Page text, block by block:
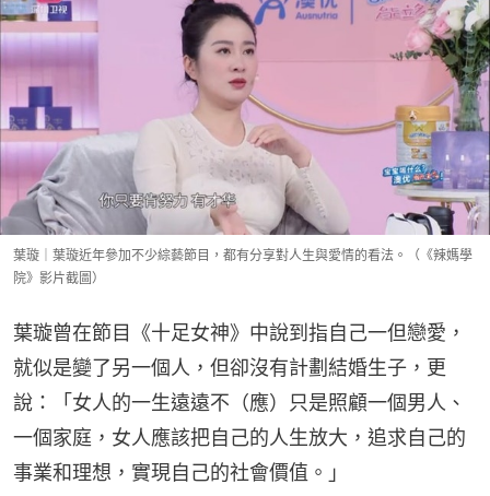
葉璇｜葉璇近年參加不少綜藝節目，都有分享對人生與愛情的看法。（《辣媽學
院》影片截圖）
葉璇曾在節目《十足女神》中說到指自己一但戀愛，
就似是變了另一個人，但卻沒有計劃結婚生子，更
說：「女人的一生遠遠不（應）只是照顧一個男人、
一個家庭，女人應該把自己的人生放大，追求自己的
事業和理想，實現自己的社會價值。」